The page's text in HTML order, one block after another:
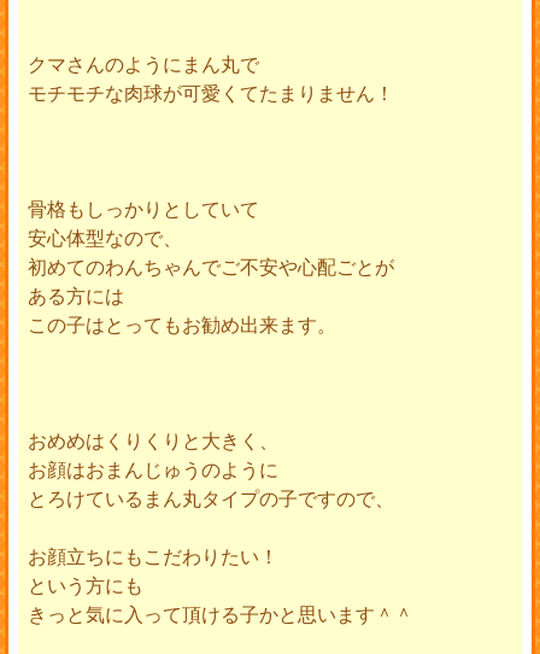
クマさんのようにまん丸で
モチモチな肉球が可愛くてたまりません！
骨格もしっかりとしていて
安心体型なので、
初めてのわんちゃんでご不安や心配ごとが
ある方には
この子はとってもお勧め出来ます。
おめめはくりくりと大きく、
お顔はおまんじゅうのように
とろけているまん丸タイプの子ですので、
お顔立ちにもこだわりたい！
という方にも
きっと気に入って頂ける子かと思います＾＾